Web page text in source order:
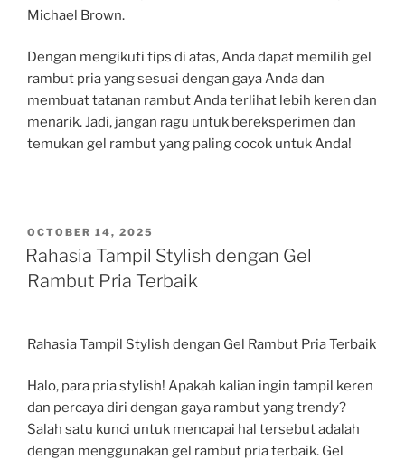
Michael Brown.
Dengan mengikuti tips di atas, Anda dapat memilih gel
rambut pria yang sesuai dengan gaya Anda dan
membuat tatanan rambut Anda terlihat lebih keren dan
menarik. Jadi, jangan ragu untuk bereksperimen dan
temukan gel rambut yang paling cocok untuk Anda!
POSTED
ON
OCTOBER 14, 2025
Rahasia Tampil Stylish dengan Gel
Rambut Pria Terbaik
Rahasia Tampil Stylish dengan Gel Rambut Pria Terbaik
Halo, para pria stylish! Apakah kalian ingin tampil keren
dan percaya diri dengan gaya rambut yang trendy?
Salah satu kunci untuk mencapai hal tersebut adalah
dengan menggunakan gel rambut pria terbaik. Gel